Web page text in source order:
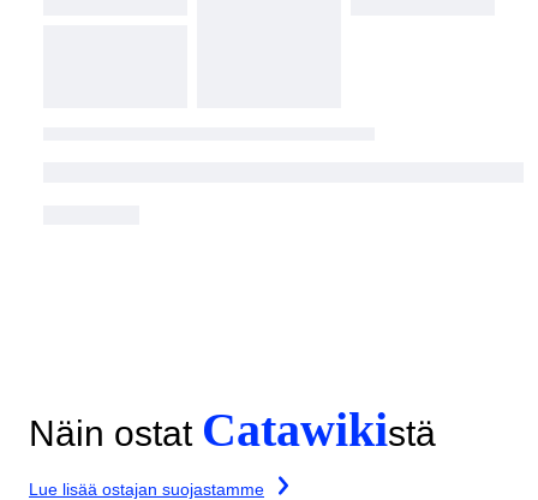
Näin ostat Catawikistä
Lue lisää ostajan suojastamme